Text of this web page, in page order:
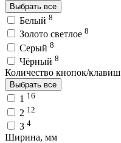
Выбрать все
Белый 8
Золото светлое 8
Серый 8
Чёрный 8
Количество кнопок/клавиш
Выбрать все
1 16
2 12
3 4
Ширина, мм